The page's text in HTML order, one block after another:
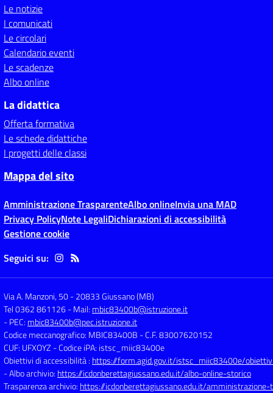
Le notizie
I comunicati
Le circolari
Calendario eventi
Le scadenze
Albo online
La didattica
Offerta formativa
Le schede didattiche
I progetti delle classi
Mappa del sito
Amministrazione TrasparenteAlbo onlineInvia una MAD
Privacy PolicyNote LegaliDichiarazioni di accessibilità
Gestione cookie
Seguici su:
Via A. Manzoni, 50-20833 Giussano (MB)
Tel 0362 861126- Mail: mbic83400b@istruzione.it
- PEC: mbic83400b@pec.istruzione.it
Codice meccanografico: MBIC83400B - C.F. 83007620152
CUF: UFXOYZ - Codice iPA: istsc_miic83400e
Obiettivi di accessibilità : https://form.agid.gov.it/istsc_miic83400e/
- Albo archivio: https://icdonberettagiussano.edu.it/albo-online-storico
Trasparenza archivio: https://icdonberettagiussano.edu.it/